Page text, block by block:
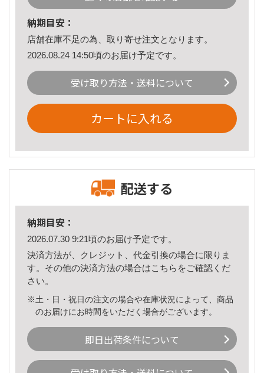
納期目安：
店舗在庫不足の為、取り寄せ注文となります。
2026.08.24 14:50頃のお届け予定です。
受け取り方法・送料について
カートに入れる
配送する
納期目安：
2026.07.30 9:21頃のお届け予定です。
決済方法が、クレジット、代金引換の場合に限りま
す。その他の決済方法の場合はこちら をご確認くだ
さい。
※土・日・祝日の注文の場合や在庫状況によって、商品
のお届けにお時間をいただく場合がございます。
即日出荷条件について